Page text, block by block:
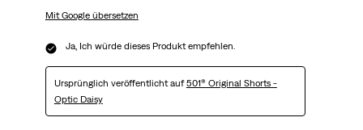
Mit Google übersetzen
Ja, Ich würde dieses Produkt empfehlen.
Ursprünglich veröffentlicht auf501® Original Shorts -
Optic Daisy